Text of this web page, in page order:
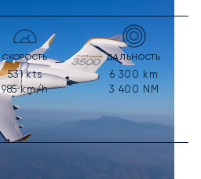
СКОРОСТЬ
531kts
985km/h
ДАЛЬНОСТЬ
6 300 km
3 400 NM